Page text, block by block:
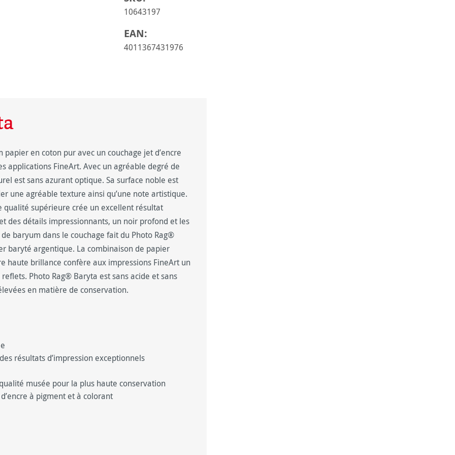
10643197
EAN:
4011367431976
en coton pur avec un couchage jet d’encre
applications FineArt. Avec un agréable degré de
est sans azurant optique. Sa surface noble est
une agréable texture ainsi qu’une note artistique.
qualité supérieure crée un excellent résultat
des détails impressionnants, un noir profond et les
baryum dans le couchage fait du Photo Rag®
baryté argentique. La combinaison de papier
haute brillance confère aux impressions FineArt un
Photo Rag® Baryta est sans acide et sans
en matière de conservation.
résultats d’impression exceptionnels
musée pour la plus haute conservation
à pigment et à colorant